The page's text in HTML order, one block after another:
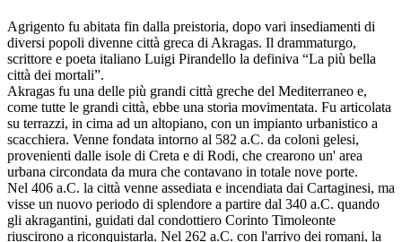
Agrigento fu abitata fin dalla preistoria, dopo vari insediamenti di
diversi popoli divenne città greca di Akragas. Il drammaturgo,
scrittore e poeta italiano Luigi Pirandello la definiva “La più bella
città dei mortali”.
Akragas fu una delle più grandi città greche del Mediterraneo e,
come tutte le grandi città, ebbe una storia movimentata. Fu articolata
su terrazzi, in cima ad un altopiano, con un impianto urbanistico a
scacchiera. Venne fondata intorno al 582 a.C. da coloni gelesi,
provenienti dalle isole di Creta e di Rodi, che crearono un' area
urbana circondata da mura che contavano in totale nove porte.
Nel 406 a.C. la città venne assediata e incendiata dai Cartaginesi, ma
visse un nuovo periodo di splendore a partire dal 340 a.C. quando
gli akragantini, guidati dal condottiero Corinto Timoleonte
riuscirono a riconquistarla. Nel 262 a.C. con l'arrivo dei romani, la